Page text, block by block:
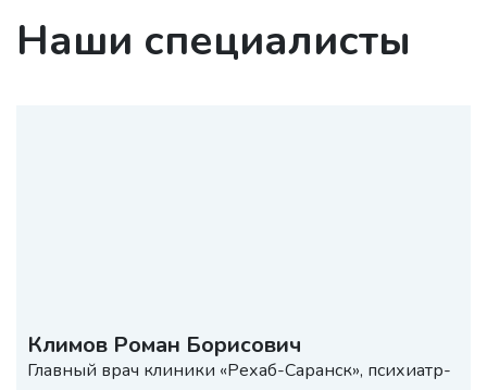
Наши специалисты
Климов Роман Борисович
Главный врач клиники «Рехаб-Саранск», психиатр-